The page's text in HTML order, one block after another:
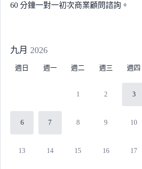
60 分鐘一對一初次商業顧問諮詢。
九月 2026
週日 週一 週二 週三 週四
1 2 3
6 7 8 9 10
13 14 15 16 17